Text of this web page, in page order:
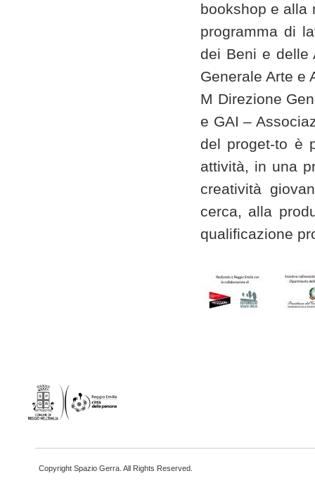
bookshop e alla
programma di
dei Beni e delle
Generale Arte e
M Direzione
e GAI –
del proget-to è
attività, in una
creatività
cerca, alla
qualificazione
Copyright Spazio Gerra. All Rights Reserved.